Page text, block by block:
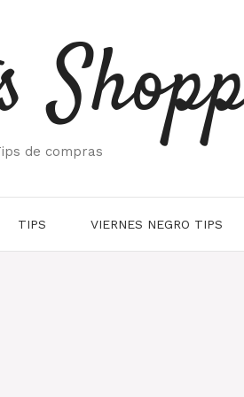
de compras
TIPS VIERNES NEGRO TIPS